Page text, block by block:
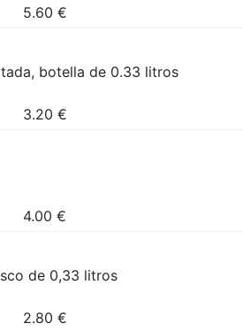
5.60 €
botella de 0.33 litros
3.20 €
4.00 €
de 0,33 litros
2.80 €